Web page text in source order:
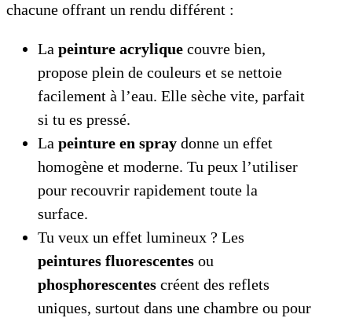
chacune offrant un rendu différent :
La peinture acrylique couvre bien,
propose plein de couleurs et se nettoie
facilement à l’eau. Elle sèche vite, parfait
si tu es pressé.
La peinture en spray donne un effet
homogène et moderne. Tu peux l’utiliser
pour recouvrir rapidement toute la
surface.
Tu veux un effet lumineux ? Les
peintures fluorescentes ou
phosphorescentes créent des reflets
uniques, surtout dans une chambre ou pour